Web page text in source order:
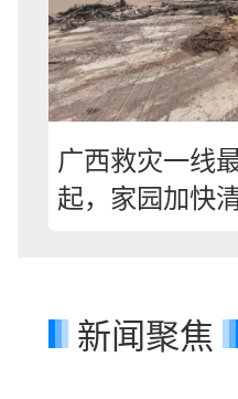
广西救灾一线
起，家园加快
新闻聚焦